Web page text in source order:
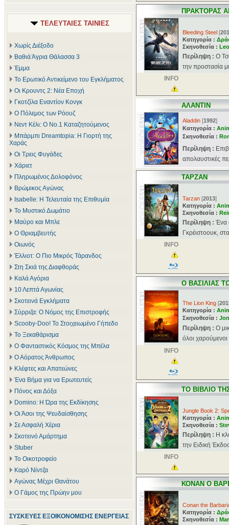
ΤΕΛΕΥΤΑΙΕΣ ΤΑΙΝΙΕΣ
Χωρίς Διέξοδο
Βαθιά Άγρια Θάλασσα 3
Έμμα
Το Ερωτικό Αντικείμενο του Εγκλήματος
Οι Κρουντς 2: Νέα Εποχή
Γκοτζίλα Εναντίον Κονγκ
Ο Πόλεμος των Ρόουζ
Νεντ Κέλι: Ο Νο.1 Καταζητούμενος
Μπάρμπι Dreamtopia: Η Γιορτή της
Χαράς
Οι Τρεις Φυγάδες
Χάριετ
Πληρωμένος Δολοφόνος
Βρώμικος Αγώνας
Isabelle: Η Τελευταία της Επιθυμία
Το Μυστικό Δωμάτιο
Μαύρο και Μπλε
Ο Θριαμβευτής
Οιωνός
Έλλιοτ: Ο Πιο Μικρός Τάρανδος
Στη Σκιά της Διαφθοράς
Καλά Αγόρια
10 Λεπτά Αγωνίας
Σκοτεινά Εγκλήματα
Σύρριζα: Ο Νόμος της Επιστροφής
Scooby-Doo! Το Στοιχειωμένο Γήπεδο
Το Ξεκαθάρισμα
Ο Φανταστικός Κόσμος της Μπέλα
Ο Αόρατος Άνθρωπος
Κλέφτες και Απατεώνες
Ένα Βήμα για να Ερωτευτείς
Πόνος και Δόξα
Domino: Η Ώρα της Εκδίκησης
Οι Άσοι της Ψευδαίσθησης
Σε Ασφαλή Χέρια
Σκοτεινό Αμάρτημα
Stuber
Το Οικοτροφείο
Καρό Νίντζα
Αγώνας Μέχρι Θανάτου
Ο Γάμος της Πρώην μου
ΣΥΣΚΕΥΕΣ ΕΞΟΙΚΟΝΟΜΙΣΗΣ ΕΝΕΡΓΕΙΑΣ
ΠΡΑΚΤΟΡΑΣ
Bleeding Steel [
Κατηγορία :
Σκηνοθεσία :
Περίληψη : Ο
την προστασία
INFO
ΑΛΑΝΤΙΝ
Aladdin [1992]
Κατηγορία :
Σκηνοθεσία :
Περίληψη :
απολαυστικές
ΤΑΡΖΑΝ
Tarzan [2013]
Κατηγορία :
Σκηνοθεσία :
Περίληψη : Ένα
Γκρέιστοουκ,
INFO
Ο ΒΑΣΙΛΙΑΣ
The Lion King [
Κατηγορία :
Σκηνοθεσία :
Περίληψη : Ο
όλοι
INFO
ΤΟ ΒΙΒΛΙΟ
Jungle Book 2:
Κατηγορία :
Σκηνοθεσία :
Περίληψη : Η
την Ειδική
INFO
ΚΟΝΑΝ Ο
Conan the
Κατηγορία :
Σκηνοθεσία :